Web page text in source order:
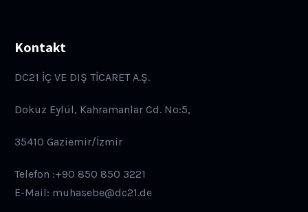
Kontakt
DC21 İÇ VE DIŞ TİCARET A.Ş.
Dokuz Eylül, Kahramanlar Cd. No:5,
35410 Gaziemir/İzmir
Telefon :+90 850 850 3221
E-Mail: muhasebe@dc21.de